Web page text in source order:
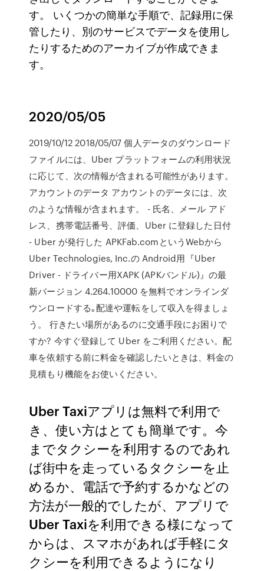
す。 いくつかの簡単な手順で、記録用に保
管したり、別のサービスでデータを使用し
たりするためのアーカイブが作成できま
す。
2020/05/05
2019/10/12 2018/05/07 個人データのダウンロード
ファイルには、Uber プラットフォームの利用状況
に応じて、次の情報が含まれる可能性があります。
アカウントのデータ アカウントのデータには、次
のような情報が含まれます。 - 氏名、メール アド
レス、携帯電話番号、評価、Uber に登録した日付
- Uber が発行した APKFab.comというWebから
Uber Technologies, Inc.の Android用『Uber
Driver - ドライバー用XAPK (APKバンドル)』の最
新バージョン 4.264.10000 を無料でオンラインダ
ウンロードする｡配達や運転をして収入を得ましょ
う。 行きたい場所があるのに交通手段にお困りで
すか? 今すぐ登録して Uber をご利用ください。配
車を依頼する前に料金を確認したいときは、料金の
見積もり機能をお使いください。
Uber Taxiアプリは無料で利用で
き、使い方はとても簡単です。今
までタクシーを利用するのであれ
ば街中を走っているタクシーを止
めるか、電話で予約するかなどの
方法が一般的でしたが、アプリで
Uber Taxiを利用できる様になって
からは、スマホがあれば手軽にタ
クシーを利用できるようになり